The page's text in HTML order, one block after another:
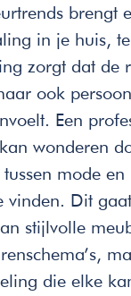
brengt
in je huis,
zorgt dat de
ook
Een
wonderen
mode en
vinden. Dit
stijlvolle
die elke